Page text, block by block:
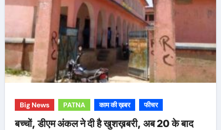
Big News PATNA काम की ख़बर फीचर
बच्चों, डीएम अंकल ने दी है खुशख़बरी, अब 20 के बाद